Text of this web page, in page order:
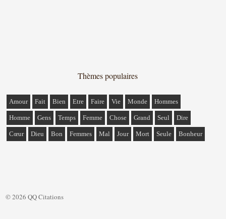
Thèmes populaires
Amour Fait Bien Etre Faire Vie Monde Hommes
Homme Gens Temps Femme Chose Grand Seul Dire
Cœur Dieu Bon Femmes Mal Jour Mort Seule Bonheur
© 2026 QQ Citations